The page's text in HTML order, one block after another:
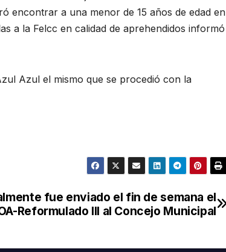
encontrar a una menor de 15 años de edad en
a la Felcc en calidad de aprehendidos informó
Azul el mismo que se procedió con la
fue enviado el fin de semana el
Reformulado III al Concejo Municipal